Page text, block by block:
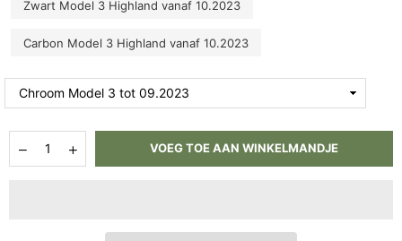
Zwart Model 3 Highland vanaf 10.2023
Carbon Model 3 Highland vanaf 10.2023
Aantal
verlagen
Aantal
verhogen
VOEG TOE AAN WINKELMANDJE